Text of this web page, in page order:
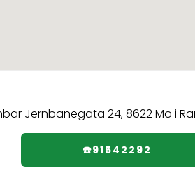
☎️91542292